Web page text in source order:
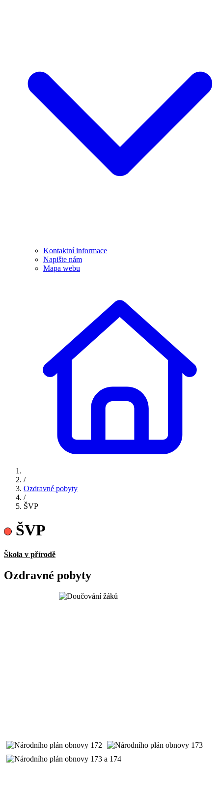
Kontaktní informace
Napište nám
Mapa webu
/
Ozdravné pobyty
/
ŠVP
ŠVP
Škola v přírodě
Ozdravné pobyty